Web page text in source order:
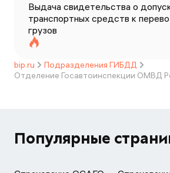
Выдача свидетельства о
транспортных средств к
грузов
bip.ru
Подразделения ГИБДД
Популярные